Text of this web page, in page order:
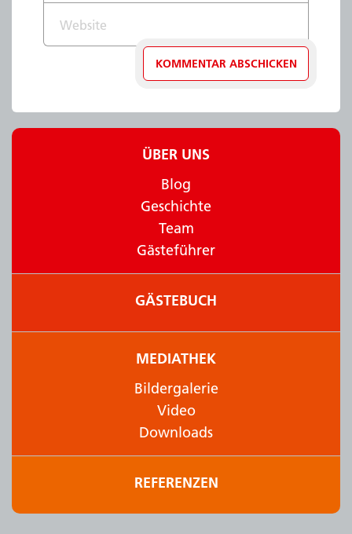
ÜBER UNS
Blog
Geschichte
Team
Gästeführer
GÄSTEBUCH
MEDIATHEK
Bildergalerie
Video
Downloads
REFERENZEN